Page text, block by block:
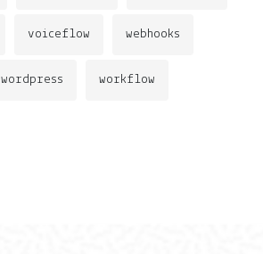
voiceflow webhooks
wordpress workflow